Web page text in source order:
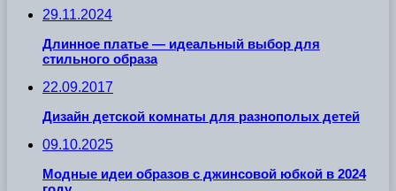
29.11.2024
Длинное платье — идеальный выбор для
стильного образа
22.09.2017
Дизайн детской комнаты для разнополых детей
09.10.2025
Модные идеи образов с джинсовой юбкой в 2024